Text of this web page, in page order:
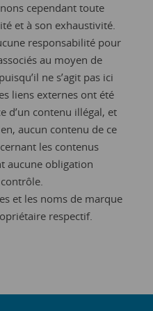
cependant toute
et à son exhaustivité.
responsabilité pour
au moyen de
ne s’agit pas ici
liens externes ont été
d’un contenu illégal, et
aucun contenu de ce
les contenus
aucune obligation
et les noms de marque
respectif.